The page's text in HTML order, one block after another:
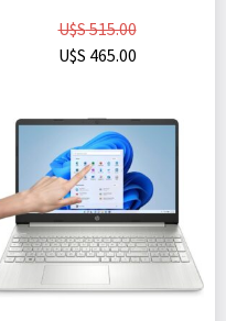
U$S515.00
U$S 465.00